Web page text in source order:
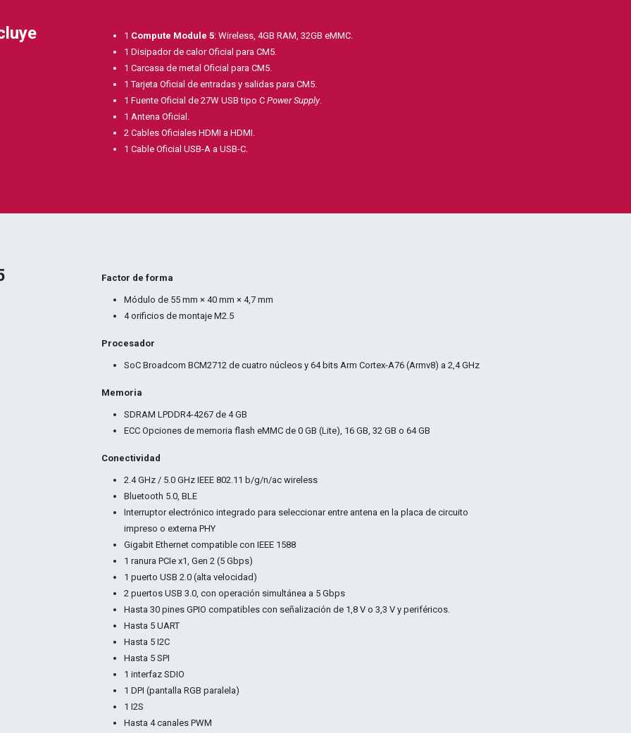
1 Compute Module 5: Wireless, 4GB RAM, 32GB eMMC.
1 Disipador de calor Oficial para CM5.
1 Carcasa de metal Oficial para CM5.
1 Tarjeta Oficial de entradas y salidas para CM5.
1 Fuente Oficial de 27W USB tipo C Power Supply.
1 Antena Oficial.
2 Cables Oficiales HDMI a HDMI.
1 Cable Oficial USB-A a USB-C.
Factor de forma
Módulo de 55 mm × 40 mm × 4,7 mm
4 orificios de montaje M2.5
Procesador
SoC Broadcom BCM2712 de cuatro núcleos y 64 bits Arm Cortex-A76 (Armv8) a 2,4 GHz
Memoria
SDRAM LPDDR4-4267 de 4 GB
ECC Opciones de memoria flash eMMC de 0 GB (Lite), 16 GB, 32 GB o 64 GB
Conectividad
2.4 GHz / 5.0 GHz IEEE 802.11 b/g/n/ac wireless
Bluetooth 5.0, BLE
Interruptor electrónico integrado para seleccionar entre antena en la placa de circuito
impreso o externa PHY
Gigabit Ethernet compatible con IEEE 1588
1 ranura PCIe x1, Gen 2 (5 Gbps)
1 puerto USB 2.0 (alta velocidad)
2 puertos USB 3.0, con operación simultánea a 5 Gbps
Hasta 30 pines GPIO compatibles con señalización de 1,8 V o 3,3 V y periféricos.
Hasta 5 UART
Hasta 5 I2C
Hasta 5 SPI
1 interfaz SDIO
1 DPI (pantalla RGB paralela)
1 I2S
Hasta 4 canales PWM